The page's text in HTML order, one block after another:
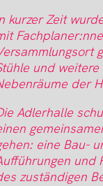
kurzer Zeit
und
der
Adlerhalle
eine Bau-
und
zuständigen